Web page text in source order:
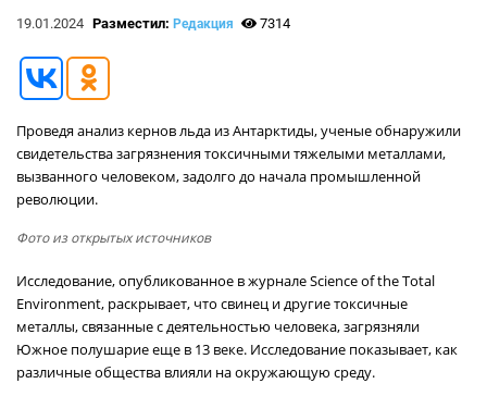
19.01.2024 Разместил: Редакция 7314
Проведя анализ кернов льда из Антарктиды, ученые обнаружили
свидетельства загрязнения токсичными тяжелыми металлами,
вызванного человеком, задолго до начала промышленной
революции.
Фото из открытых источников
Исследование, опубликованное в журнале Science of the Total
Environment, раскрывает, что свинец и другие токсичные
металлы, связанные с деятельностью человека, загрязняли
Южное полушарие еще в 13 веке. Исследование показывает, как
различные общества влияли на окружающую среду.